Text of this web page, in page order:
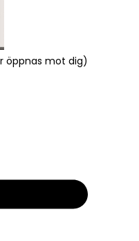
öppnas mot dig)